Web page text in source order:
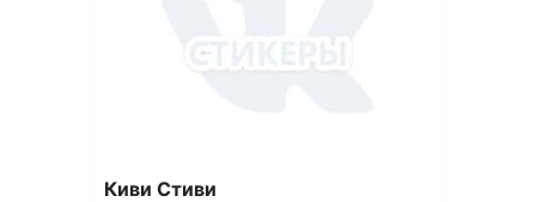
Киви Стиви